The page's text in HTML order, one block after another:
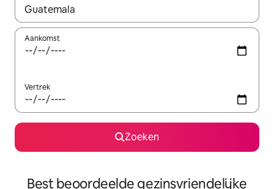
Wanneer er resultaten beschikbaar zijn, maak je een keuze
Aankomst
Vertrek
Zoeken
Best beoordeelde gezinsvriendelijke